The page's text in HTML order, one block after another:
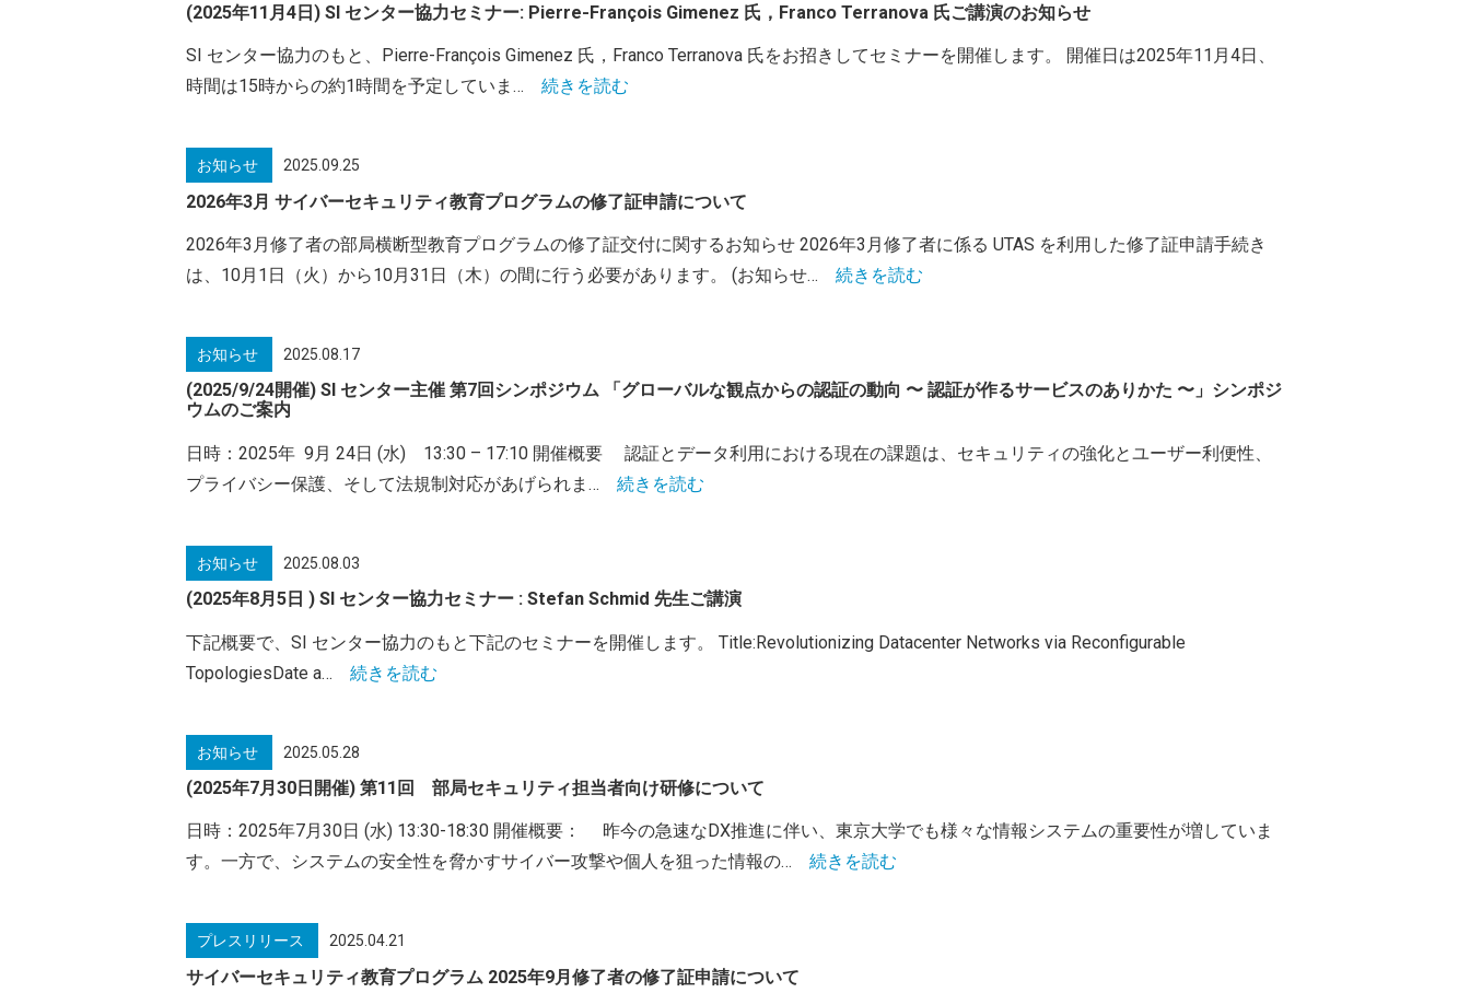
(2025年11月4日) SI センター協力セミナー: Pierre-François Gimenez 氏，Franco Terranova 氏ご講演のお知らせ
SI センター協力のもと、Pierre-François Gimenez 氏，Franco Terranova 氏をお招きしてセミナーを開催します。 開催日は2025年11月4日、
時間は15時からの約1時間を予定していま… 続きを読む
お知らせ 2025.09.25
2026年3月 サイバーセキュリティ教育プログラムの修了証申請について
2026年3月修了者の部局横断型教育プログラムの修了証交付に関するお知らせ 2026年3月修了者に係る UTAS を利用した修了証申請手続き
は、10月1日（火）から10月31日（木）の間に行う必要があります。 (お知らせ… 続きを読む
お知らせ 2025.08.17
(2025/9/24開催) SI センター主催 第7回シンポジウム 「グローバルな観点からの認証の動向 〜 認証が作るサービスのありかた 〜」シンポジ
ウムのご案内
日時：2025年 9月 24日 (水) 13:30 – 17:10 開催概要 認証とデータ利用における現在の課題は、セキュリティの強化とユーザー利便性、
プライバシー保護、そして法規制対応があげられま… 続きを読む
お知らせ 2025.08.03
(2025年8月5日 ) SI センター協力セミナー : Stefan Schmid 先生ご講演
下記概要で、SI センター協力のもと下記のセミナーを開催します。 Title:Revolutionizing Datacenter Networks via Reconfigurable
TopologiesDate a… 続きを読む
お知らせ 2025.05.28
(2025年7月30日開催) 第11回 部局セキュリティ担当者向け研修について
日時：2025年7月30日 (水) 13:30-18:30 開催概要： 昨今の急速なDX推進に伴い、東京大学でも様々な情報システムの重要性が増していま
す。一方で、システムの安全性を脅かすサイバー攻撃や個人を狙った情報の… 続きを読む
プレスリリース 2025.04.21
サイバーセキュリティ教育プログラム 2025年9月修了者の修了証申請について